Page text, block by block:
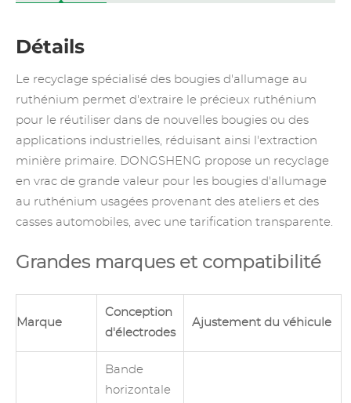
Détails
Le recyclage spécialisé des bougies d'allumage au
ruthénium permet d'extraire le précieux ruthénium
pour le réutiliser dans de nouvelles bougies ou des
applications industrielles, réduisant ainsi l'extraction
minière primaire. DONGSHENG propose un recyclage
en vrac de grande valeur pour les bougies d'allumage
au ruthénium usagées provenant des ateliers et des
casses automobiles, avec une tarification transparente.
Grandes marques et compatibilité
Marque
Conception
d'électrodes
Ajustement du véhicule
Bande
horizontale